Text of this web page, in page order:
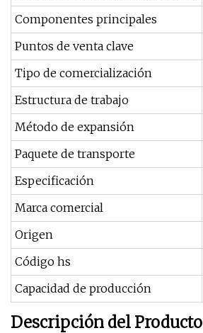
Componentes principales
Puntos de venta clave
Tipo de comercialización
Estructura de trabajo
Método de expansión
Paquete de transporte
Especificación
Marca comercial
Origen
Código hs
Capacidad de producción
Descripción del Producto